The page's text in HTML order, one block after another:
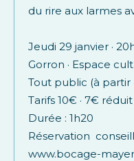
du rire aux larmes
Jeudi 29 janvier ·
Gorron · Espace
Tout public (à partir
Tarifs 10€ · 7€ réduit
Durée : 1h20
Réservation
www.bocage-